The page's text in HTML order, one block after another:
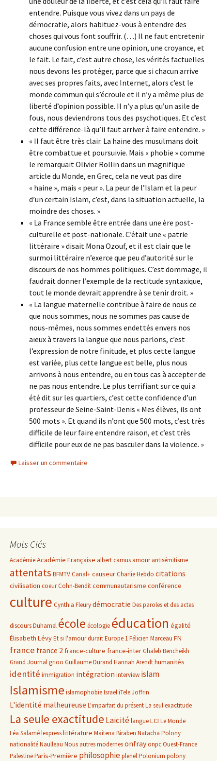
entendre. Puisque vous vivez dans un pays de
démocratie, alors habituez-vous à entendre des
choses qui vous font souffrir. (…) Il ne faut entretenir
aucune confusion entre une opinion, une croyance, et
le fait. Le fait, c’est autre chose, les vérités factuelles
nous devons les protéger, parce que si chacun arrive
avec ses propres faits, avec Internet, alors c’est le
monde commun qui s’écroule et il n’y a même plus de
liberté d’opinion possible. Il n’y a plus qu’un asile de
fous, nous deviendrons tous des psychotiques. Et c’est
cette différence-là qu’il faut arriver à faire entendre. »
« Il faut être très clair. La haine des musulmans doit
être combattue et poursuivie. Mais « phobie » comme
le remarquait Olivier Rollin dans un magnifique
article du Monde, en Grec, cela ne veut pas dire
« haine », mais « peur ». La peur de l’Islam et la peur
d’un certain Islam, c’est, dans la situation actuelle, la
moindre des choses. »
« La France semble être entrée dans une ère post-
culturelle et post-nationale. C’était une « patrie
littéraire » disait Mona Ozouf, et il est clair que le
surmoi littéraire n’exerce que peu d’autorité sur le
discours de nos hommes politiques. C’est dommage, il
faudrait donner l’exemple de la rectitude syntaxique,
tout le monde devrait apprendre à se tenir droit. »
« La langue maternelle contribue à faire de nous ce
que nous sommes, nous ne sommes pas cause de
nous-mêmes, nous sommes endettés envers nos
aïeux à travers la langue que nous parlons, c’est
l’expression de notre finitude, et plus cette langue
est variée, plus cette langue est belle, plus nous
arrivons à nous entendre, ou en tous cas à accepter de
ne pas nous entendre. Le plus terrifiant sur ce qui a
été dit sur les quartiers, c’est cette confidence d’un
professeur de Seine-Saint-Denis « Mes élèves, ils ont
500 mots ». Et quand ils n’ont que 500 mots, c’est très
difficile de leur faire entendre raison, et c’est très
difficile pour eux de ne pas basculer dans la violence. »
Laisser un commentaire
Mots Clés
AcadémieAcadémie Française albert camus amour antisémitisme
attentats BFMTVCanal+causeurCharlie Hebdo citations
civilisation coeurCohn-Benditcommunautarisme conférence
culture Cynthia Fleurydémocratie Des paroles et des actes
discoursDuhamel école écologie éducation égalité
Élisabeth LévyEt si l'amour duraitEurope 1Félicien Marceau FN
france france 2 france-culture france-interGhaleb Bencheikh
Grand Journalgrioo Guillaume Durand Hannah Arendthumanités
identité immigration intégration interview islam
Islamisme islamophobieIsraeliTeleJoffrin
L'identité malheureuse L'imparfait du présentLa seul exactitude
La seule exactitude LaïcitélangueLCI Le Monde
Léa Salamélexpresslittérature Maitena Biraben Natacha Polony
nationalitéNaulleau Nous autres modernesonfrayonpcOuest-France
PalestineParis-Première philosophieplenelPolonium polony